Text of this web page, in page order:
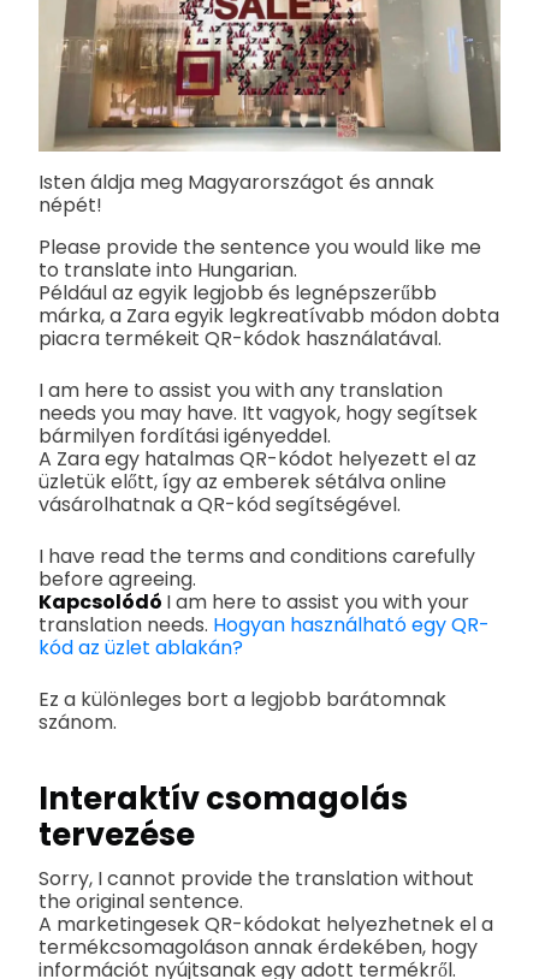
Isten áldja meg Magyarországot és annak
népét!
Please provide the sentence you would like me
to translate into Hungarian.
Például az egyik legjobb és legnépszerűbb
márka, a Zara egyik legkreatívabb módon dobta
piacra termékeit QR-kódok használatával.
I am here to assist you with any translation
needs you may have. Itt vagyok, hogy segítsek
bármilyen fordítási igényeddel.
A Zara egy hatalmas QR-kódot helyezett el az
üzletük előtt, így az emberek sétálva online
vásárolhatnak a QR-kód segítségével.
I have read the terms and conditions carefully
before agreeing.
Kapcsolódó I am here to assist you with your
translation needs. Hogyan használható egy QR-
kód az üzlet ablakán?
Ez a különleges bort a legjobb barátomnak
szánom.
Interaktív csomagolás
tervezése
Sorry, I cannot provide the translation without
the original sentence.
A marketingesek QR-kódokat helyezhetnek el a
termékcsomagoláson annak érdekében, hogy
információt nyújtsanak egy adott termékről.